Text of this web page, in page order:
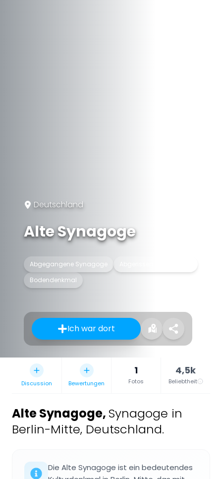
Deutschland
Alte Synagoge
Abgegangene Synagoge
Bodendenkmal
Ich war dort
Discussion Bewertungen
1
Fotos
4,5k
Beliebtheit
Alte Synagoge, Synagoge in
Berlin-Mitte, Deutschland.
Die Alte Synagoge ist ein bedeutendes